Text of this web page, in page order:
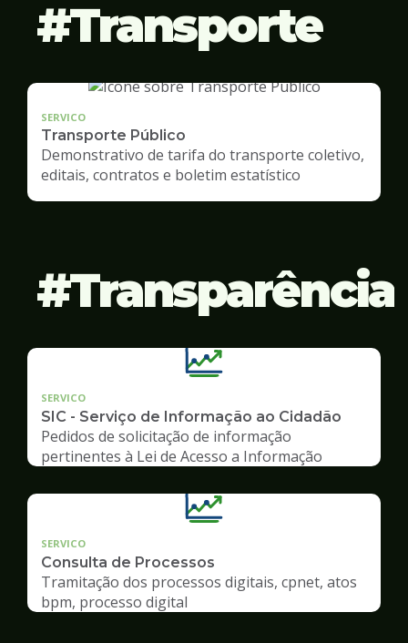
Transporte
SERVICO
Transporte Público
Demonstrativo de tarifa do transporte coletivo,
editais, contratos e boletim estatístico
Transparência
SERVICO
SIC - Serviço de Informação ao Cidadão
Pedidos de solicitação de informação
pertinentes à Lei de Acesso a Informação
SERVICO
Consulta de Processos
Tramitação dos processos digitais, cpnet, atos
bpm, processo digital